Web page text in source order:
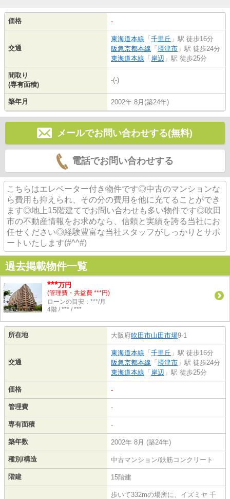
価格 -
交通
東海道本線 「 千里丘 」駅 徒歩16分
阪急京都本線 「 摂津市 」駅 徒歩24分
東海道本線 「 岸辺 」駅 徒歩25分
間取り
(専有面積)
-(-)
築年月 2002年 8月(築24年)
メールでお問い合わせする(無料)
電話でお問い合わせする
こちらはエレベーター付き物件です◎中古のマンションな
ら費用も抑えられ、その分の費用を他に充てることができ
ます◎地上15階建てでお問い合わせも多い物件です◎吹田
市の不動産情報をお求めなら、信頼と実績を誇る当社にお
任せください◎経験豊富な当社スタッフがしっかりとサポ
ートいたします(#^^#)
過去掲載物件一覧
***万円
(管理費・共益費 ***円)
ローンの目安：***/月
4階 / *** / ***
所在地 大阪府吹田市山田市場9-1
交通
東海道本線 「 千里丘 」駅 徒歩16分
阪急京都本線 「 摂津市 」駅 徒歩24分
東海道本線 「 岸辺 」駅 徒歩25分
価格 -
管理費 -
専有面積 -
築年数 2002年 8月 (築24年)
種別/構造 中古マンション/鉄筋コンクリート
階建 15階建
歩いて332mの場所に、イズミヤ 千